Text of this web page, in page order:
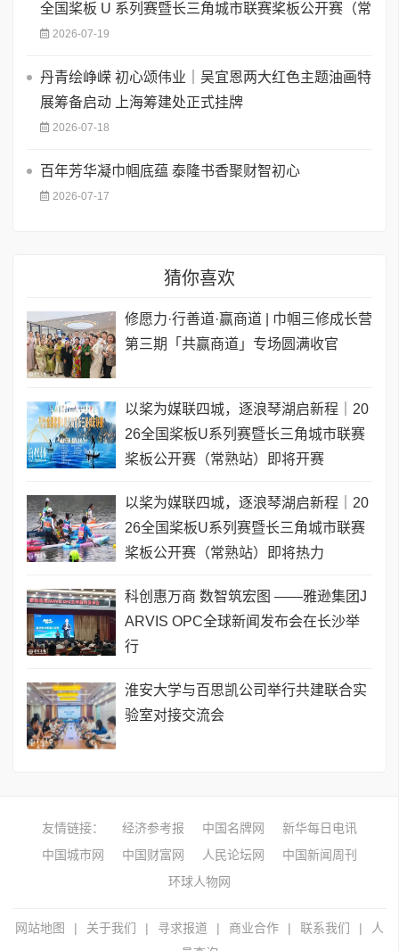
全国桨板 U 系列赛暨长三角城市联赛桨板公开赛（常
2026-07-19
丹青绘峥嵘 初心颂伟业｜吴宜恩两大红色主题油画特
展筹备启动 上海筹建处正式挂牌
2026-07-18
百年芳华凝巾帼底蕴 泰隆书香聚财智初心
2026-07-17
猜你喜欢
修愿力·行善道·赢商道 | 巾帼三修成长营
第三期「共赢商道」专场圆满收官
以桨为媒联四城，逐浪琴湖启新程｜20
26全国桨板U系列赛暨长三角城市联赛
桨板公开赛（常熟站）即将开赛
以桨为媒联四城，逐浪琴湖启新程｜20
26全国桨板U系列赛暨长三角城市联赛
桨板公开赛（常熟站）即将热力
科创惠万商 数智筑宏图 ——雅逊集团J
ARVIS OPC全球新闻发布会在长沙举
行
淮安大学与百思凯公司举行共建联合实
验室对接交流会
友情链接： 经济参考报 中国名牌网
新华每日电讯
中国城市网
中国财富网 人民论坛网
中国新闻周刊
环球人物网
网站地图 | 关于我们 | 寻求报道 | 商业合作 | 联系我们 |
人